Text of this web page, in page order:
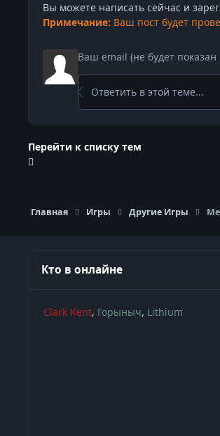
Вы можете написать сейчас и
Примечание: Ваш пост будет
Ответить в этой теме...
Перейти к списку тем
Главная Игры Другие Игры
Кто в онлайне
Clark Kent Горыныч Lithium